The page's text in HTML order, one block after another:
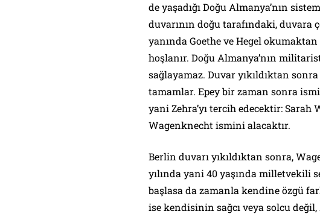
de yaşadığı Doğu Almanya’nın
duvarının doğu tarafındaki, duvara
yanında Goethe ve Hegel
hoşlanır. Doğu Almanya’nın
sağlayamaz. Duvar yıkıldıktan
tamamlar. Epey bir zaman sonra
yani Zehra’yı tercih edecektir: Sarah
Wagenknecht ismini alacaktır.
Berlin duvarı yıkıldıktan sonra,
yılında yani 40 yaşında milletvekili
başlasa da zamanla kendine özgü
ise kendisinin sağcı veya solcu